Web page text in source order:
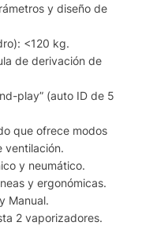
y diseño de
<120 kg.
de derivación de
play” (auto ID de 5
que ofrece modos
ventilación.
y neumático.
y ergonómicas.
Manual.
2 vaporizadores.